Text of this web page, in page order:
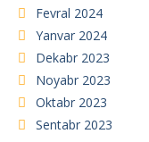
Fevral 2024
Yanvar 2024
Dekabr 2023
Noyabr 2023
Oktabr 2023
Sentabr 2023